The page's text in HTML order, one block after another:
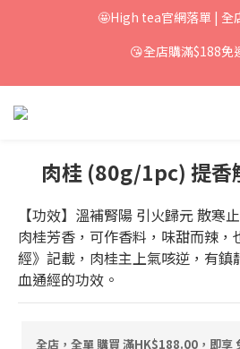
🤩High tea官網落單 | 全
😘全店購滿$188免
肉桂 (80g/1pc) 提香
【功效】溫補腎陽 引火歸元 散寒
肉桂芳香，可作香料，味甜而辣，
經》記載，肉桂主上氣咳逆，有鎮
血通經的功效。
全店，全單 購買 滿HK$188.00，即享